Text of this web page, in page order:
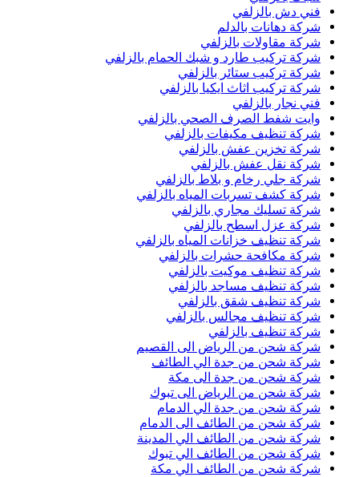
فني دش بالزلفي
شركة دهانات بالدلم
شركة مقاولات بالزلفي
شركة تركيب طارد و شبك الحمام بالزلفي
شركة تركيب ستائر بالزلفي
شركة تركيب اثاث ايكيا بالزلفي
فني نجار بالزلفي
وايت شفط الصرف الصحي بالزلفي
شركة تنظيف مكيفات بالزلفي
شركة تخزين عفش بالزلفي
شركة نقل عفش بالزلفي
شركة جلي رخام و بلاط بالزلفي
شركة كشف تسربات المياه بالزلفي
شركة تسليك مجاري بالزلفي
شركة عزل اسطح بالزلفي
شركة تنظيف خزانات المياه بالزلفي
شركة مكافحة حشرات بالزلفي
شركة تنظيف موكيت بالزلفي
شركة تنظيف مساجد بالزلفي
شركة تنظيف شقق بالزلفي
شركة تنظيف مجالس بالزلفي
شركة تنظيف بالزلفي
شركة شحن من الرياض الى القصيم
شركة شحن من جدة الي الطائف
شركة شحن من جدة الى مكة
شركة شحن من الرياض الى تبوك
شركة شحن من جدة الي الدمام
شركة شحن من الطائف الى الدمام
شركة شحن من الطائف الي المدينة
شركة شحن من الطائف الي تبوك
شركة شحن من الطائف الي مكة